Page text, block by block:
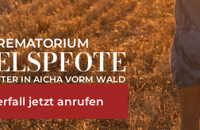
IN AICHA VORM WALD
jetzt anrufen